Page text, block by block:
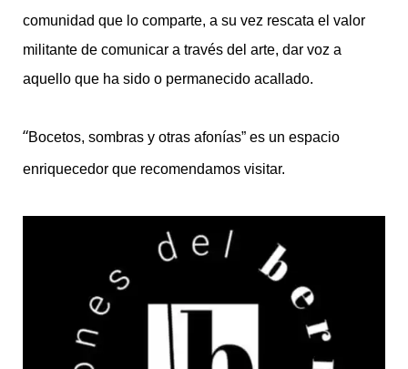
comunidad que lo comparte, a su vez rescata el valor
militante de comunicar a través del arte, dar voz a
aquello que ha sido o permanecido acallado.
“Bocetos, sombras y otras afonías” es un espacio
enriquecedor que recomendamos visitar.